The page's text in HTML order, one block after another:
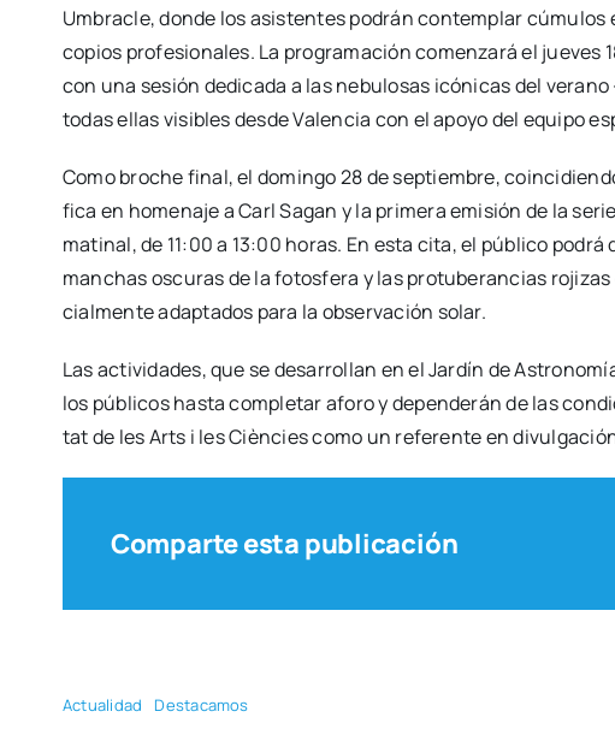
Umbra­cle, don­de los asis­ten­tes podrán con­tem­plar
co­pios pro­fe­sio­na­les. La pro­gra­ma­ción comen­za­rá el jue­ves
con una sesión dedi­ca­da a las nebu­lo­sas icó­ni­cas del
todas ellas visi­bles des­de Valen­cia con el apo­yo del equi­po
Como bro­che final, el domin­go 28 de sep­tiem­bre,
fi­ca en home­na­je a Carl Sagan y la pri­me­ra emi­sión de la
mati­nal, de 11:00 a 13:00 horas. En esta cita, el públi­co
man­chas oscu­ras de la fotos­fe­ra y las pro­tu­be­ran­cias
cial­men­te adap­ta­dos para la obser­va­ción solar.
Las acti­vi­da­des, que se desa­rro­llan en el Jar­dín de
los públi­cos has­ta com­ple­tar afo­ro y depen­de­rán de las
tat de les Arts i les Cièn­cies como un refe­ren­te en
Comparte esta publicación
Actua­li­dad Des­ta­ca­mos